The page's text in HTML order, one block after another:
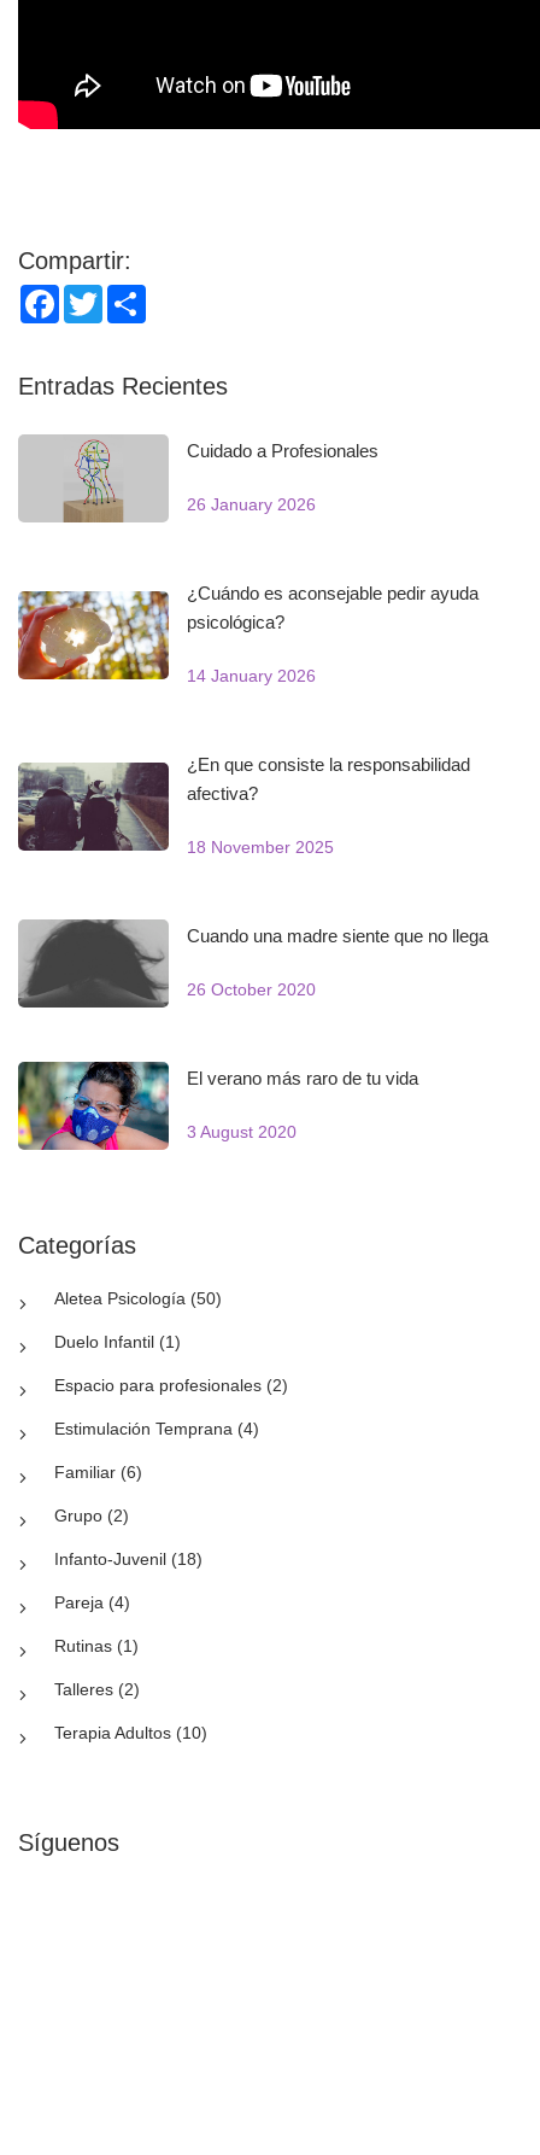
Compartir:
Facebook
Twitter
Entradas Recientes
Cuidado a Profesionales
26 January 2026
¿Cuándo es aconsejable pedir ayuda
psicológica?
14 January 2026
¿En que consiste la responsabilidad
afectiva?
18 November 2025
Cuando una madre siente que no llega
26 October 2020
El verano más raro de tu vida
3 August 2020
Categorías
Aletea Psicología (50)
Duelo Infantil (1)
Espacio para profesionales (2)
Estimulación Temprana (4)
Familiar (6)
Grupo (2)
Infanto-Juvenil (18)
Pareja (4)
Rutinas (1)
Talleres (2)
Terapia Adultos (10)
Síguenos